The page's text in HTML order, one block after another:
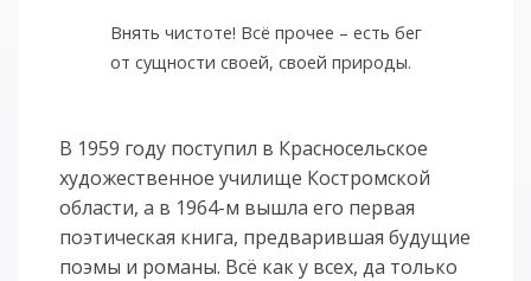
Внять чистоте! Всё прочее – есть бег
от сущности своей, своей природы.
В 1959 году поступил в Красносельское
художественное училище Костромской
области, а в 1964-м вышла его первая
поэтическая книга, предварившая будущие
поэмы и романы. Всё как у всех, да только